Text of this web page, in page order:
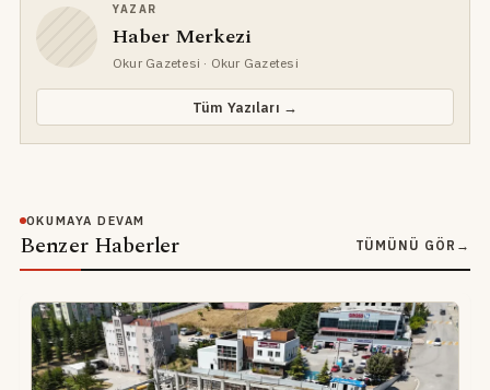
YAZAR
Haber Merkezi
Okur Gazetesi · Okur Gazetesi
Tüm Yazıları →
OKUMAYA DEVAM
Benzer Haberler TÜMÜNÜ GÖR →